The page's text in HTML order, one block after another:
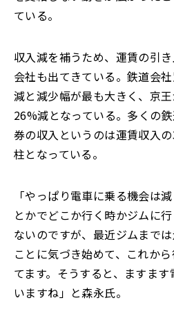
ている。
収入減を補うため、運賃の引
会社も出てきている。鉄道会
減と減少幅が最も大きく、京
26%減となっている。多くの
券の収入というのは運賃収入
柱となっている。
「やっぱり電車に乗る機会は
とかでどこか行く時かジムに
ないのですが、最近ジムまで
ことに気づき始めて、これか
てます。そうすると、ますま
いますね」と森永氏。